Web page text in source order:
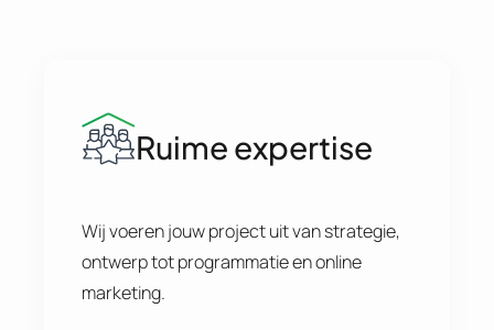
Ruime expertise
Wij voeren jouw project uit van strategie,
ontwerp tot programmatie en online
marketing.